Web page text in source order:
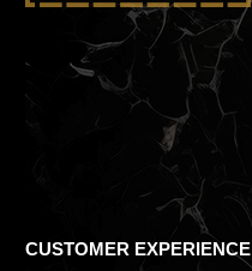
CUSTOMER EXPERIENCE